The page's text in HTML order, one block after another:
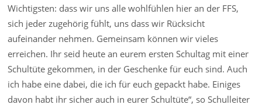
Wichtigsten: dass wir uns alle wohlfühlen hier an der FFS,
sich jeder zugehörig fühlt, uns dass wir Rücksicht
aufeinander nehmen. Gemeinsam können wir vieles
erreichen. Ihr seid heute an eurem ersten Schultag mit einer
Schultüte gekommen, in der Geschenke für euch sind. Auch
ich habe eine dabei, die ich für euch gepackt habe. Einiges
davon habt ihr sicher auch in eurer Schultüte“, so Schulleiter